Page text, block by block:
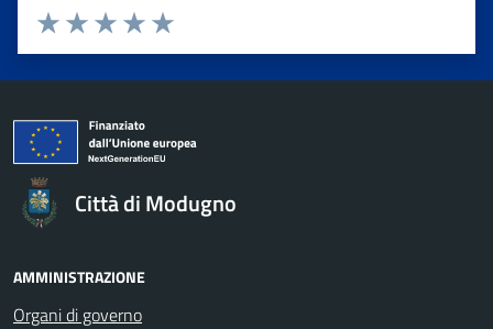
Valuta da 1 a 5 stelle la pagina
Valuta 5 stelle su 5
Valuta 4 stelle su 5
Valuta 3 stelle su 5
Valuta 2 stelle su 5
Valuta 1 stelle su 5
Città di Modugno
AMMINISTRAZIONE
Organi di governo